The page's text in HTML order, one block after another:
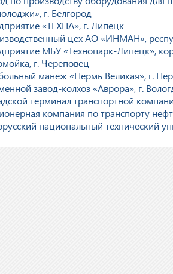
г. Белгород
«ТЕХНА», г. Липецк
цех АО «ИНМАН»,
МБУ «Технопарк-Липецк»,
г. Череповец
манеж «Пермь Великая», г.
завод-колхоз «Аврора», г.
терминал транспортной
компания по транспорту
национальный технический